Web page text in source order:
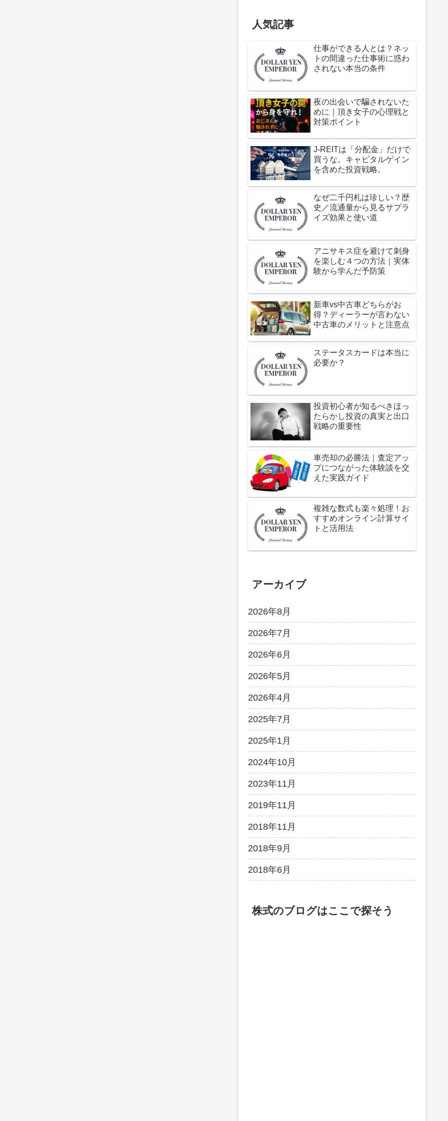
人気記事
仕事ができる人とは？ネッ
トの間違った仕事術に惑わ
されない本当の条件
夜の出会いで騙されないた
めに｜頂き女子の心理戦と
対策ポイント
J-REITは「分配金」だけで
買うな。キャピタルゲイン
を含めた投資戦略。
なぜ二千円札は珍しい？歴
史／流通量から見るサプラ
イズ効果と使い道
アニサキス症を避けて刺身
を楽しむ４つの方法｜実体
験から学んだ予防策
新車vs中古車どちらがお
得？ディーラーが言わない
中古車のメリットと注意点
ステータスカードは本当に
必要か？
投資初心者が知るべきほっ
たらかし投資の真実と出口
戦略の重要性
車売却の必勝法｜査定アッ
プにつながった体験談を交
えた実践ガイド
複雑な数式も楽々処理！お
すすめオンライン計算サイ
トと活用法
アーカイブ
2026年8月
2026年7月
2026年6月
2026年5月
2026年4月
2025年7月
2025年1月
2024年10月
2023年11月
2019年11月
2018年11月
2018年9月
2018年6月
株式のブログはここで探そう